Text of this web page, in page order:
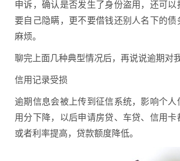
申诉，确认是否发生了身份盗用，还可
要自己隐瞒，更不要借钱还别人名下的债
麻烦。
聊完上面几种典型情况后，再说说逾期对
信用记录受损
逾期信息会被上传到征信系统，影响个
用分下降，以后申请房贷、车贷、信用卡
或者利率提高，贷款额度降低。